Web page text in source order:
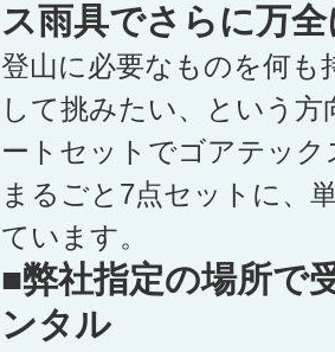
ス雨具でさらに万全
登山に必要なものを何も
して挑みたい、という
ートセットでゴアテッ
まるごと7点セットに、
ています。
■弊社指定の場所で
ンタル